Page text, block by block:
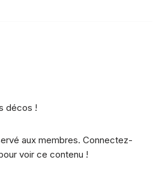
décos !
aux membres. Connectez-
voir ce contenu !